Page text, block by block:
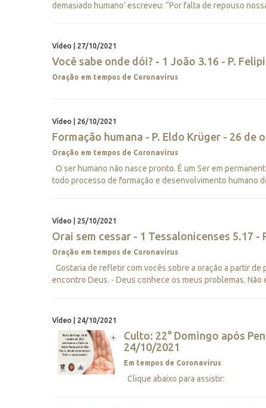
demasiado humano’ escreveu: “Por falta de repouso
Vídeo | 27/10/2021
Você sabe onde dói? - 1 João 3.16 - P.
Oração em tempos de Coronavírus
Vídeo | 26/10/2021
Formação humana - P. Eldo Krüger - 26 de
Oração em tempos de Coronavírus
O ser humano não nasce pronto. É um Ser em
todo processo de formação e desenvolvimento humano
Vídeo | 25/10/2021
Orai sem cessar - 1 Tessalonicenses 5.17
Oração em tempos de Coronavírus
Gostaria de refletir com vocês sobre a oração a partir de
encontro Deus. - Deus conhece os meus problemas. Não
Vídeo | 24/10/2021
Culto: 22° Domingo após
24/10/2021
Em tempos de Coronavírus
Clique abaixo para assistir: